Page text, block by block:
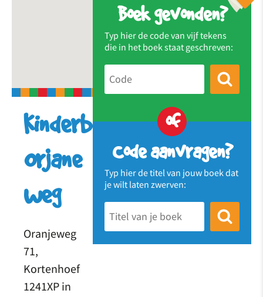
Boek gevonden?
Typ hier de code van vijf tekens
die in het boek staat geschreven:
of
Code aanvragen?
Typ hier de titel van jouw boek dat
je wilt laten zwerven:
Kinderboekenhuisje
Orjane
weg
Oranjeweg
71,
Kortenhoef
1241XP in